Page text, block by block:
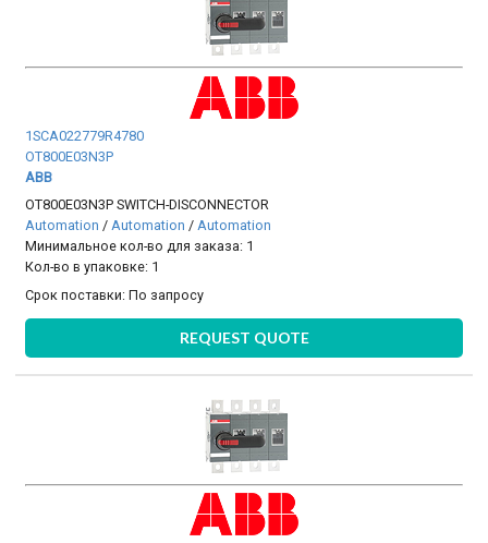
1SCA022779R4780
OT800E03N3P
ABB
OT800E03N3P SWITCH-DISCONNECTOR
Automation /Automation /Automation
Минимальное кол-во для заказа: 1
Кол-во в упаковке: 1
Срок поставки:По запросу
REQUEST QUOTE